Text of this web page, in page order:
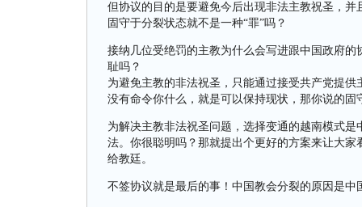
但协议的目的是要避免今后出现非法主教祝圣，
固守于分裂状态就不是一种“罪”吗？
接纳几位受绝罚的主教为什么会写进跟中国政府
耻吗？
为避免主教的非法祝圣，只能通过接受共产党提供
没有命令你什么，就是可以保持现状，那你说的固
为解决主教非法祝圣问题，选择变通的越南模式
法。你很聪明吗？那就提出个更好的方案来让大
给教廷。
不签协议就是最后的事！中国教会分裂的原因是中